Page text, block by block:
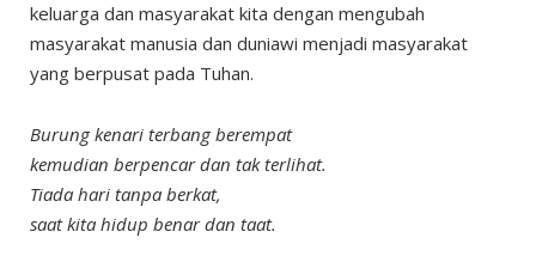
keluarga dan masyarakat kita dengan mengubah
masyarakat manusia dan duniawi menjadi masyarakat
yang berpusat pada Tuhan.
Burung kenari terbang berempat
kemudian berpencar dan tak terlihat.
Tiada hari tanpa berkat,
saat kita hidup benar dan taat.